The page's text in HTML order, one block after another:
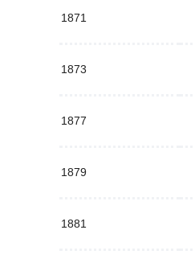
1871
1873
1877
1879
1881